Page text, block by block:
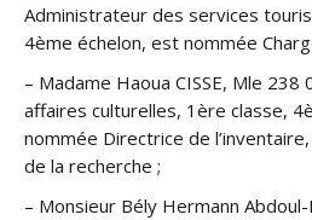
Administrateur des services
4ème échelon, est nommée
– Madame Haoua CISSE, Mle 238
affaires culturelles, 1ère classe,
nommée Directrice de
de la recherche ;
– Monsieur Bély Hermann